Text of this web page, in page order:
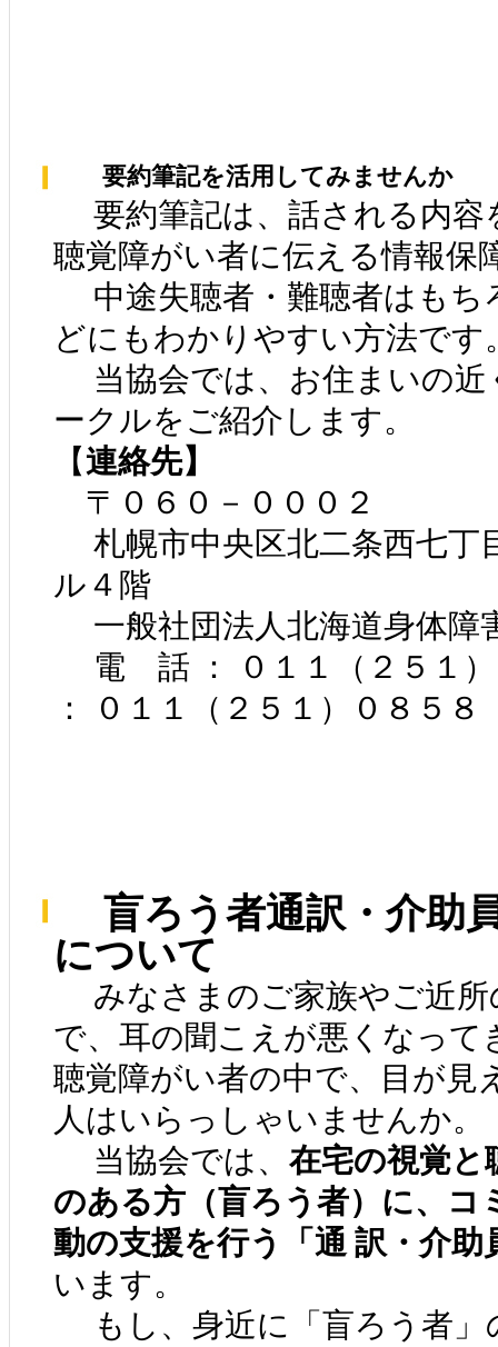
要約筆記を活用してみませんか
要約筆記は、話される内容
聴覚障がい者に伝える情報保
中途失聴者・難聴者はもち
どにもわかりやすい方法です
当協会では、お住まいの近
ークルをご紹介します。
【連絡先】
〒０６０－０００２
札幌市中央区北二条西七丁
ル４階
一般社団法人北海道身体障
電 話 ： ０１１（２５１
： ０１１（２５１）０８５８
盲ろう者通訳・介助
について
みなさまのご家族やご近所
で、耳の聞こえが悪くなって
聴覚障がい者の中で、目が見
人はいらっしゃいませんか。
当協会では、 在宅の視覚と
のある方（盲ろう者）に、コ
動の支援を行う「通 訳・介助
います。
もし、身近に「盲ろう者」